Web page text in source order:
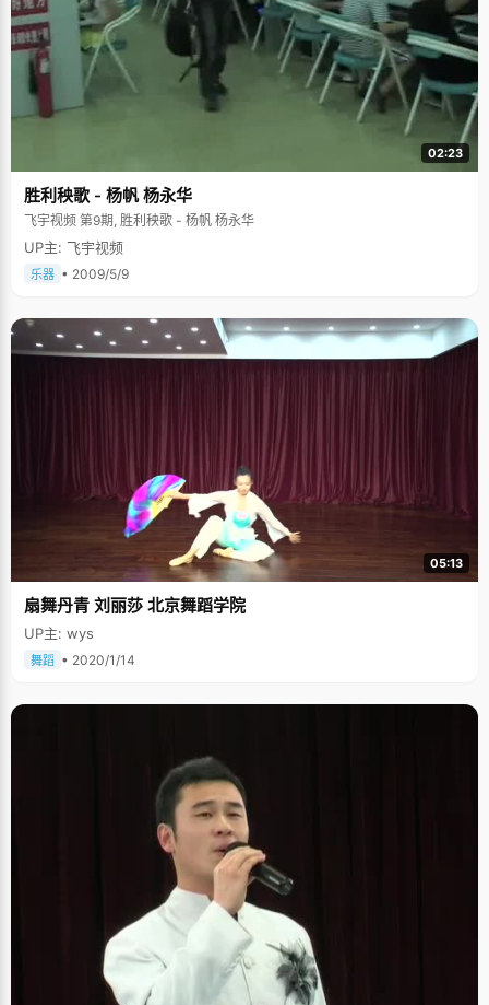
02:23
胜利秧歌 - 杨帆 杨永华
飞宇视频 第9期, 胜利秧歌 - 杨帆 杨永华
UP主: 飞宇视频
乐器 • 2009/5/9
05:13
扇舞丹青 刘丽莎 北京舞蹈学院
UP主: wys
舞蹈 • 2020/1/14